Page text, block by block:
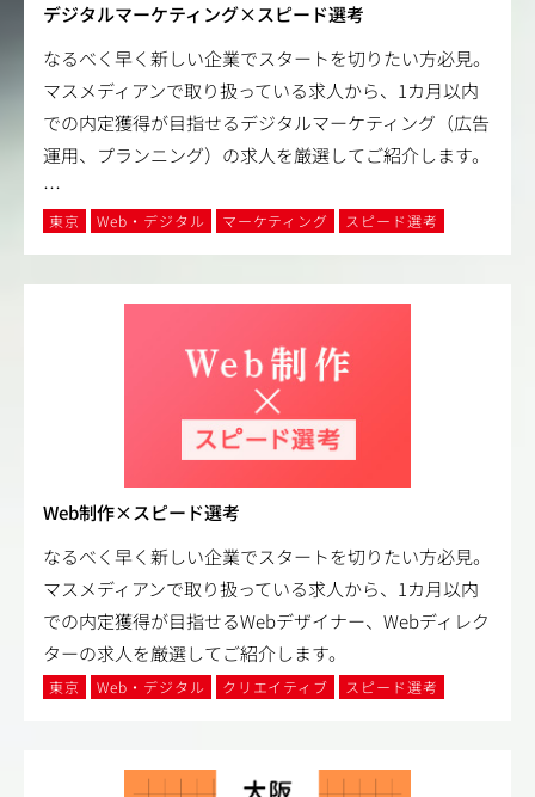
デジタルマーケティング×スピード選考
なるべく早く新しい企業でスタートを切りたい方必見。
マスメディアンで取り扱っている求人から、1カ月以内
での内定獲得が目指せるデジタルマーケティング（広告
運用、プランニング）の求人を厳選してご紹介します。
…
東京 Web・デジタル マーケティング スピード選考
Web制作×スピード選考
なるべく早く新しい企業でスタートを切りたい方必見。
マスメディアンで取り扱っている求人から、1カ月以内
での内定獲得が目指せるWebデザイナー、Webディレク
ターの求人を厳選してご紹介します。
東京 Web・デジタル クリエイティブ スピード選考